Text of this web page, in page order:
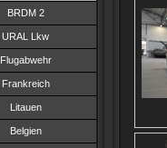
BRDM 2
URAL Lkw
Flugabwehr
Frankreich
Litauen
Belgien